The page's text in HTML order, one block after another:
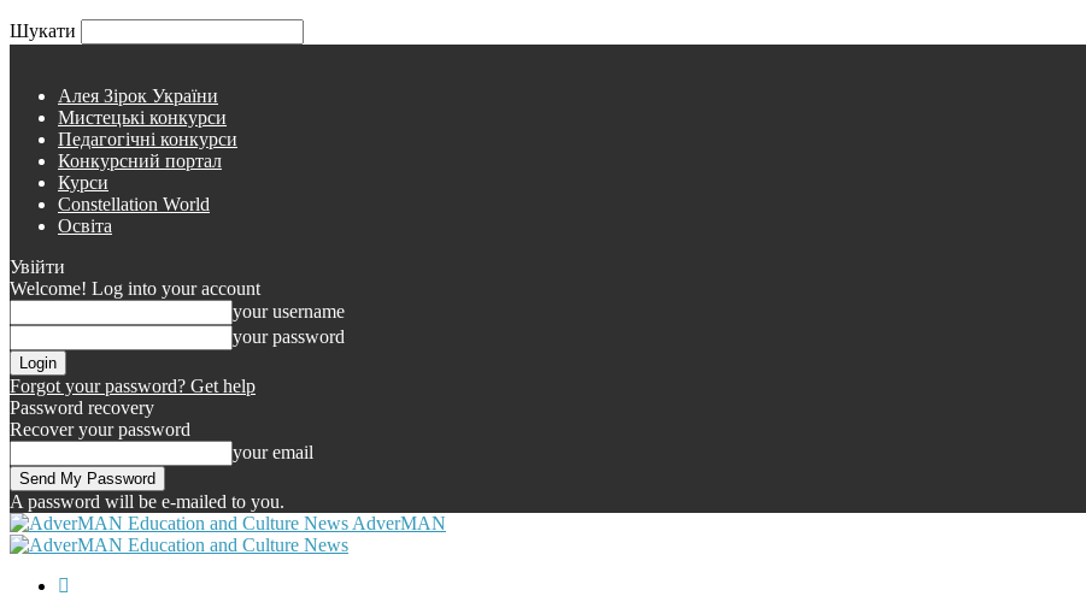
Шукати
Алея Зірок України
Мистецькі конкурси
Педагогічні конкурси
Конкурсний портал
Курси
Constellation World
Освіта
Увійти
Welcome! Log into your account
your username
your password
Forgot your password? Get help
Password recovery
Recover your password
your email
A password will be e-mailed to you.
AdverMAN